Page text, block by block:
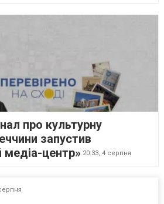
про культурну
запустив
медіа-центр» 20:33, 4 серпня